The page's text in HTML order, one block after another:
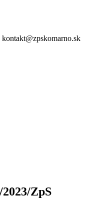
kontakt@zpskomarno.sk
ZpS